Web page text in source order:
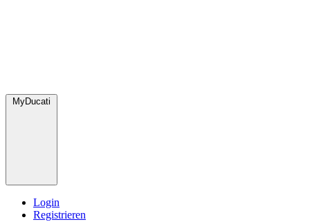
MyDucati
Login
Registrieren